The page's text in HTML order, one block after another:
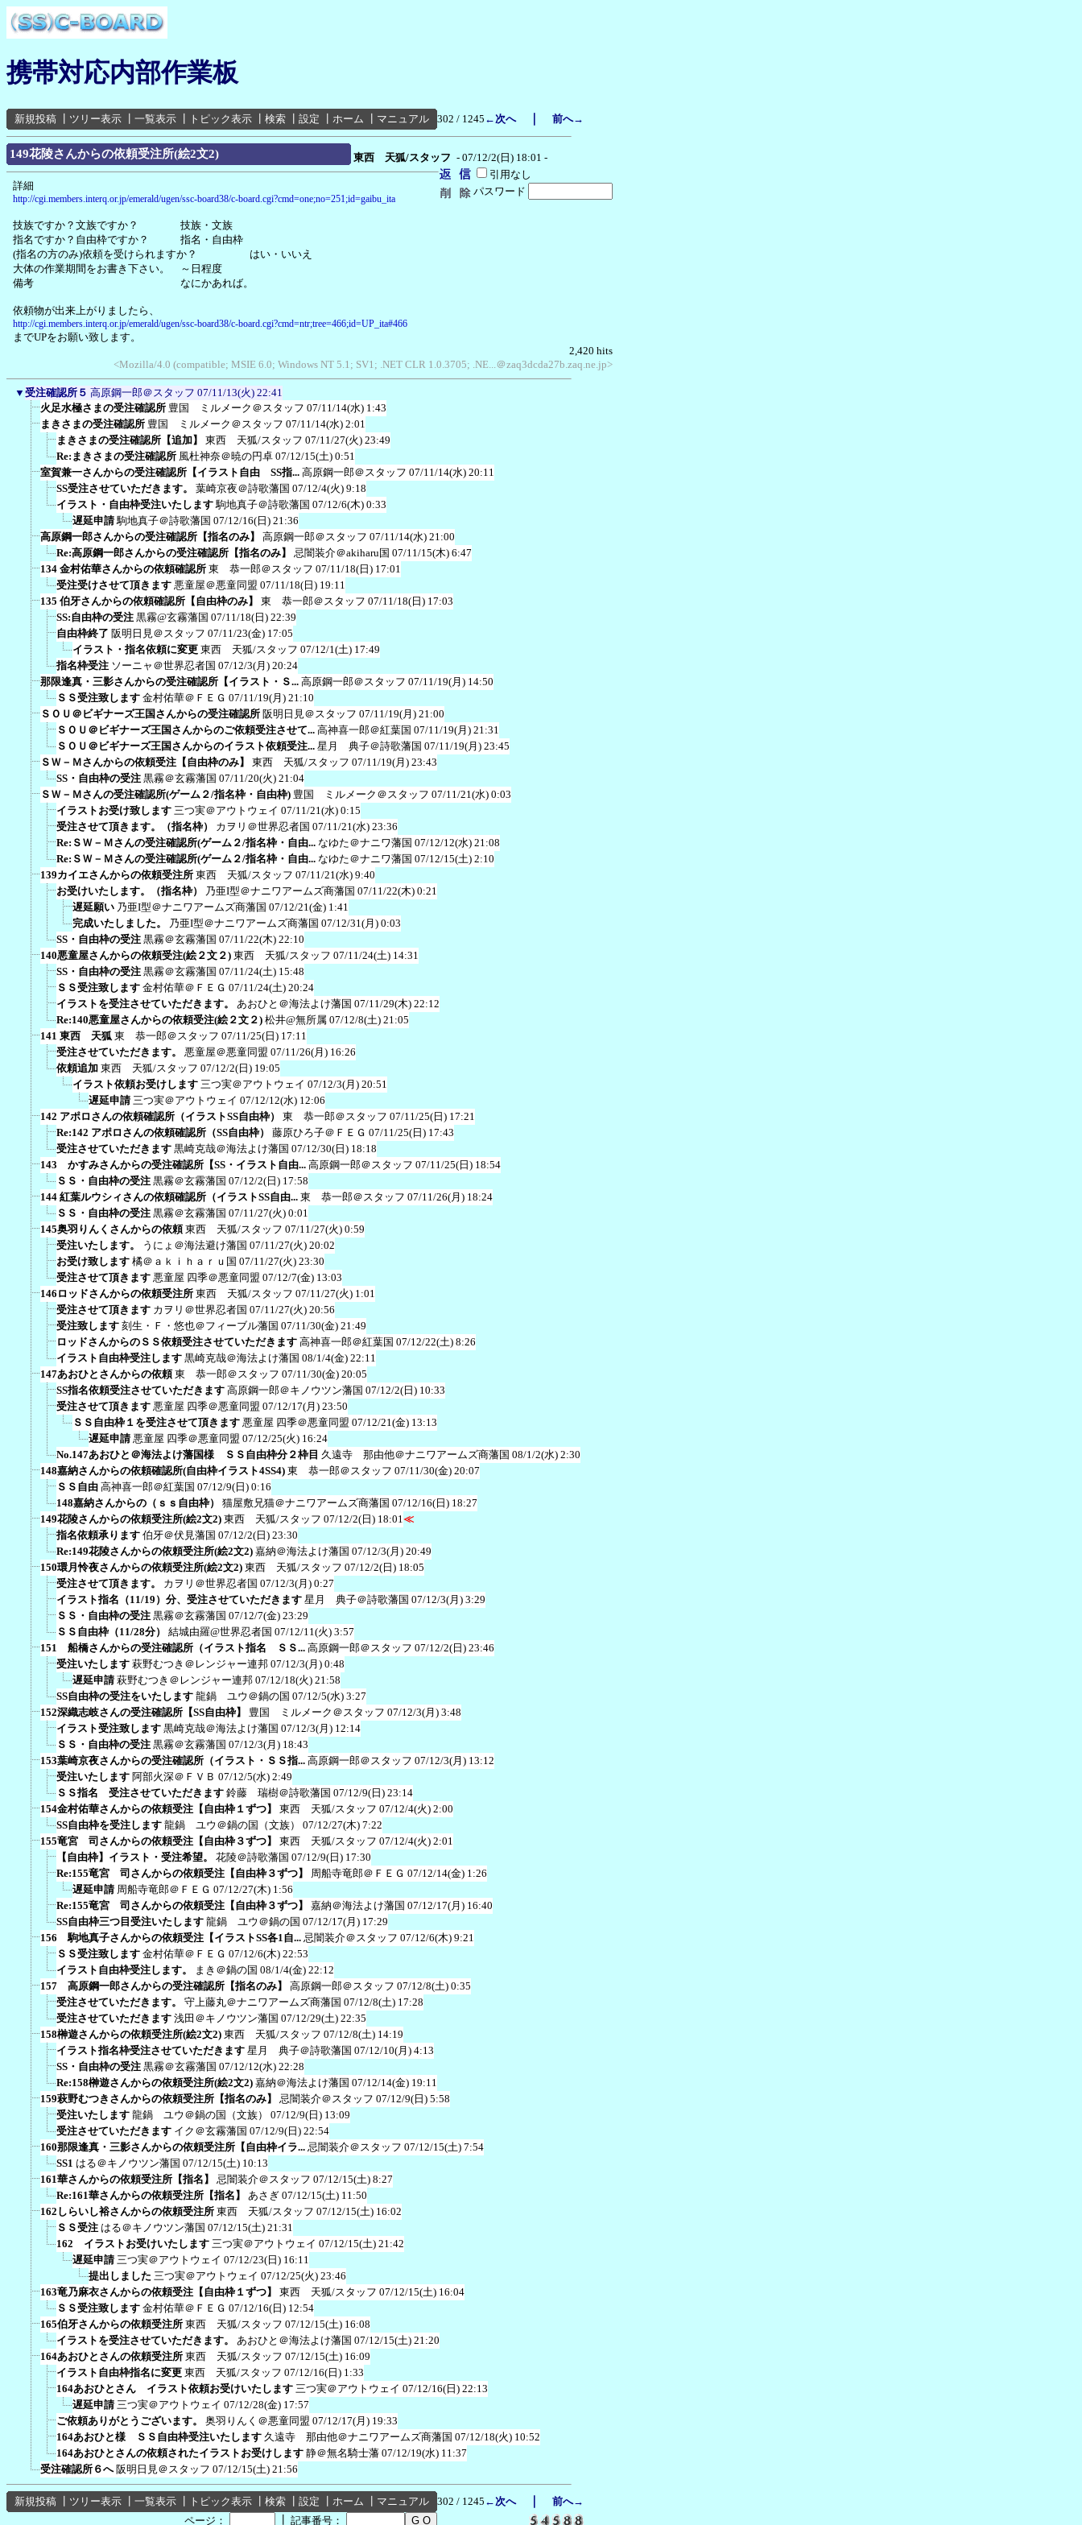
携帯対応内部作業板
新規投稿 ツリー表示 一覧表示 トピック表示 検索 設定 ホーム マニュアル 302 / 1245 ←次へ｜ 前へ→
149花陵さんからの依頼受注所(絵2文2) 東西 天狐/スタッフ - 07/12/2(日) 18:01 -
引用なし
パスワード
詳細
http://cgi.members.interq.or.jp/emerald/ugen/ssc-board38/c-board.cgi?cmd=one;no=251;id=gaibu_ita
技族ですか？文族ですか？ 技族・文族
指名ですか？自由枠ですか？ 指名・自由枠
(指名の方のみ)依頼を受けられますか？ はい・いいえ
大体の作業期間をお書き下さい。 ～日程度
備考 なにかあれば。
依頼物が出来上がりましたら、
http://cgi.members.interq.or.jp/emerald/ugen/ssc-board38/c-board.cgi?cmd=ntr;tree=466;id=UP_ita#466
までUPをお願い致します。
2,420 hits
<Mozilla/4.0 (compatible; MSIE 6.0; Windows NT 5.1; SV1; .NET CLR 1.0.3705; .NE...＠zaq3dcda27b.zaq.ne.jp>
▼ 受注確認所５ 高原鋼一郎＠スタッフ 07/11/13(火) 22:41
火足水極さまの受注確認所 豊国 ミルメーク＠スタッフ 07/11/14(水) 1:43
まきさまの受注確認所 豊国 ミルメーク＠スタッフ 07/11/14(水) 2:01
まきさまの受注確認所【追加】
東西 天狐/スタッフ 07/11/27(火) 23:49
Re:まきさまの受注確認所 風杜神奈＠暁の円卓 07/12/15(土) 0:51
室賀兼一さんからの受注確認所【イラスト自由 SS指... 高原鋼一郎＠スタッフ 07/11/14(水) 20:11
SS受注させていただきます。
葉崎京夜＠詩歌藩国 07/12/4(火) 9:18
イラスト・自由枠受注いたします 駒地真子＠詩歌藩国 07/12/6(木) 0:33
遅延申請 駒地真子＠詩歌藩国 07/12/16(日) 21:36
高原鋼一郎さんからの受注確認所【指名のみ】
高原鋼一郎＠スタッフ 07/11/14(水) 21:00
Re:高原鋼一郎さんからの受注確認所【指名のみ】
忌闇装介＠akiharu国 07/11/15(木) 6:47
134 金村佑華さんからの依頼確認所 東 恭一郎＠スタッフ 07/11/18(日) 17:01
受注受けさせて頂きます 悪童屋＠悪童同盟 07/11/18(日) 19:11
135 伯牙さんからの依頼確認所【自由枠のみ】
東 恭一郎＠スタッフ 07/11/18(日) 17:03
SS:自由枠の受注 黒霧@玄霧藩国 07/11/18(日) 22:39
自由枠終了 阪明日見＠スタッフ 07/11/23(金) 17:05
イラスト・指名依頼に変更 東西 天狐/スタッフ 07/12/1(土) 17:49
指名枠受注 ソーニャ＠世界忍者国 07/12/3(月) 20:24
那限逢真・三影さんからの受注確認所【イラスト・Ｓ... 高原鋼一郎＠スタッフ 07/11/19(月) 14:50
ＳＳ受注致します 金村佑華＠ＦＥＧ 07/11/19(月) 21:10
ＳＯＵ＠ビギナーズ王国さんからの受注確認所 阪明日見＠スタッフ 07/11/19(月) 21:00
ＳＯＵ＠ビギナーズ王国さんからのご依頼受注させて... 高神喜一郎＠紅葉国 07/11/19(月) 21:31
ＳＯＵ＠ビギナーズ王国さんからのイラスト依頼受注... 星月 典子＠詩歌藩国 07/11/19(月) 23:45
ＳＷ－Ｍさんからの依頼受注【自由枠のみ】
東西 天狐/スタッフ 07/11/19(月) 23:43
SS・自由枠の受注 黒霧＠玄霧藩国 07/11/20(火) 21:04
ＳＷ－Ｍさんの受注確認所(ゲーム２/指名枠・自由枠) 豊国 ミルメーク＠スタッフ 07/11/21(水) 0:03
イラストお受け致します 三つ実＠アウトウェイ 07/11/21(水) 0:15
受注させて頂きます。（指名枠）
カヲリ＠世界忍者国 07/11/21(水) 23:36
Re:ＳＷ－Ｍさんの受注確認所(ゲーム２/指名枠・自由... なゆた＠ナニワ藩国 07/12/12(水) 21:08
Re:ＳＷ－Ｍさんの受注確認所(ゲーム２/指名枠・自由... なゆた＠ナニワ藩国 07/12/15(土) 2:10
139カイエさんからの依頼受注所 東西 天狐/スタッフ 07/11/21(水) 9:40
お受けいたします。（指名枠）
乃亜I型＠ナニワアームズ商藩国 07/11/22(木) 0:21
遅延願い 乃亜I型＠ナニワアームズ商藩国 07/12/21(金) 1:41
完成いたしました。
乃亜I型＠ナニワアームズ商藩国 07/12/31(月) 0:03
SS・自由枠の受注 黒霧＠玄霧藩国 07/11/22(木) 22:10
140悪童屋さんからの依頼受注(絵２文２) 東西 天狐/スタッフ 07/11/24(土) 14:31
SS・自由枠の受注 黒霧＠玄霧藩国 07/11/24(土) 15:48
ＳＳ受注致します 金村佑華＠ＦＥＧ 07/11/24(土) 20:24
イラストを受注させていただきます。
あおひと＠海法よけ藩国 07/11/29(木) 22:12
Re:140悪童屋さんからの依頼受注(絵２文２) 松井@無所属 07/12/8(土) 21:05
141 東西 天狐 東 恭一郎＠スタッフ 07/11/25(日) 17:11
受注させていただきます。
悪童屋＠悪童同盟 07/11/26(月) 16:26
依頼追加 東西 天狐/スタッフ 07/12/2(日) 19:05
イラスト依頼お受けします 三つ実＠アウトウェイ 07/12/3(月) 20:51
遅延申請 三つ実＠アウトウェイ 07/12/12(水) 12:06
142 アポロさんの依頼確認所（イラストSS自由枠）
東 恭一郎＠スタッフ 07/11/25(日) 17:21
Re:142 アポロさんの依頼確認所（SS自由枠）
藤原ひろ子＠ＦＥＧ 07/11/25(日) 17:43
受注させていただきます 黒崎克哉＠海法よけ藩国 07/12/30(日) 18:18
143 かすみさんからの受注確認所【SS・イラスト自由... 高原鋼一郎＠スタッフ 07/11/25(日) 18:54
ＳＳ・自由枠の受注 黒霧＠玄霧藩国 07/12/2(日) 17:58
144 紅葉ルウシィさんの依頼確認所（イラストSS自由... 東 恭一郎＠スタッフ 07/11/26(月) 18:24
ＳＳ・自由枠の受注 黒霧＠玄霧藩国 07/11/27(火) 0:01
145奥羽りんくさんからの依頼 東西 天狐/スタッフ 07/11/27(火) 0:59
受注いたします。
うにょ＠海法避け藩国 07/11/27(火) 20:02
お受け致します 橘＠ａｋｉｈａｒｕ国 07/11/27(火) 23:30
受注させて頂きます 悪童屋 四季＠悪童同盟 07/12/7(金) 13:03
146ロッドさんからの依頼受注所 東西 天狐/スタッフ 07/11/27(火) 1:01
受注させて頂きます カヲリ＠世界忍者国 07/11/27(火) 20:56
受注致します 刻生・Ｆ・悠也＠フィーブル藩国 07/11/30(金) 21:49
ロッドさんからのＳＳ依頼受注させていただきます 高神喜一郎＠紅葉国 07/12/22(土) 8:26
イラスト自由枠受注します 黒崎克哉＠海法よけ藩国 08/1/4(金) 22:11
147あおひとさんからの依頼 東 恭一郎＠スタッフ 07/11/30(金) 20:05
SS指名依頼受注させていただきます 高原鋼一郎＠キノウツン藩国 07/12/2(日) 10:33
受注させて頂きます 悪童屋 四季＠悪童同盟 07/12/17(月) 23:50
ＳＳ自由枠１を受注させて頂きます 悪童屋 四季＠悪童同盟 07/12/21(金) 13:13
遅延申請 悪童屋 四季＠悪童同盟 07/12/25(火) 16:24
No.147あおひと＠海法よけ藩国様 ＳＳ自由枠分２枠目 久遠寺 那由他＠ナニワアームズ商藩国 08/1/2(水) 2:30
148嘉納さんからの依頼確認所(自由枠イラスト4SS4) 東 恭一郎＠スタッフ 07/11/30(金) 20:07
ＳＳ自由 高神喜一郎＠紅葉国 07/12/9(日) 0:16
148嘉納さんからの（ｓｓ自由枠）
猫屋敷兄猫＠ナニワアームズ商藩国 07/12/16(日) 18:27
149花陵さんからの依頼受注所(絵2文2) 東西 天狐/スタッフ 07/12/2(日) 18:01 ≪
指名依頼承ります 伯牙＠伏見藩国 07/12/2(日) 23:30
Re:149花陵さんからの依頼受注所(絵2文2) 嘉納＠海法よけ藩国 07/12/3(月) 20:49
150環月怜夜さんからの依頼受注所(絵2文2) 東西 天狐/スタッフ 07/12/2(日) 18:05
受注させて頂きます。
カヲリ＠世界忍者国 07/12/3(月) 0:27
イラスト指名（11/19）分、受注させていただきます 星月 典子＠詩歌藩国 07/12/3(月) 3:29
ＳＳ・自由枠の受注 黒霧＠玄霧藩国 07/12/7(金) 23:29
ＳＳ自由枠（11/28分）
結城由羅@世界忍者国 07/12/11(火) 3:57
151 船橋さんからの受注確認所（イラスト指名 ＳＳ... 高原鋼一郎＠スタッフ 07/12/2(日) 23:46
受注いたします 萩野むつき＠レンジャー連邦 07/12/3(月) 0:48
遅延申請 萩野むつき＠レンジャー連邦 07/12/18(火) 21:58
SS自由枠の受注をいたします 龍鍋 ユウ＠鍋の国 07/12/5(水) 3:27
152深織志岐さんの受注確認所【SS自由枠】
豊国 ミルメーク＠スタッフ 07/12/3(月) 3:48
イラスト受注致します 黒崎克哉＠海法よけ藩国 07/12/3(月) 12:14
ＳＳ・自由枠の受注 黒霧＠玄霧藩国 07/12/3(月) 18:43
153葉崎京夜さんからの受注確認所（イラスト・ＳＳ指... 高原鋼一郎＠スタッフ 07/12/3(月) 13:12
受注いたします 阿部火深＠ＦＶＢ 07/12/5(水) 2:49
ＳＳ指名 受注させていただきます 鈴藤 瑞樹＠詩歌藩国 07/12/9(日) 23:14
154金村佑華さんからの依頼受注【自由枠１ずつ】
東西 天狐/スタッフ 07/12/4(火) 2:00
SS自由枠を受注します 龍鍋 ユウ＠鍋の国（文族）
07/12/27(木) 7:22
155竜宮 司さんからの依頼受注【自由枠３ずつ】
東西 天狐/スタッフ 07/12/4(火) 2:01
【自由枠】イラスト・受注希望。
花陵＠詩歌藩国 07/12/9(日) 17:30
Re:155竜宮 司さんからの依頼受注【自由枠３ずつ】
周船寺竜郎＠ＦＥＧ 07/12/14(金) 1:26
遅延申請 周船寺竜郎＠ＦＥＧ 07/12/27(木) 1:56
Re:155竜宮 司さんからの依頼受注【自由枠３ずつ】
嘉納＠海法よけ藩国 07/12/17(月) 16:40
SS自由枠三つ目受注いたします 龍鍋 ユウ＠鍋の国 07/12/17(月) 17:29
156 駒地真子さんからの依頼受注【イラストSS各1自... 忌闇装介＠スタッフ 07/12/6(木) 9:21
ＳＳ受注致します 金村佑華＠ＦＥＧ 07/12/6(木) 22:53
イラスト自由枠受注します。
まき＠鍋の国 08/1/4(金) 22:12
157 高原鋼一郎さんからの受注確認所【指名のみ】
高原鋼一郎＠スタッフ 07/12/8(土) 0:35
受注させていただきます。
守上藤丸＠ナニワアームズ商藩国 07/12/8(土) 17:28
受注させていただきます 浅田＠キノウツン藩国 07/12/29(土) 22:35
158榊遊さんからの依頼受注所(絵2文2) 東西 天狐/スタッフ 07/12/8(土) 14:19
イラスト指名枠受注させていただきます 星月 典子＠詩歌藩国 07/12/10(月) 4:13
SS・自由枠の受注 黒霧＠玄霧藩国 07/12/12(水) 22:28
Re:158榊遊さんからの依頼受注所(絵2文2) 嘉納＠海法よけ藩国 07/12/14(金) 19:11
159萩野むつきさんからの依頼受注所【指名のみ】
忌闇装介＠スタッフ 07/12/9(日) 5:58
受注いたします 龍鍋 ユウ＠鍋の国（文族）
07/12/9(日) 13:09
受注させていただきます イク＠玄霧藩国 07/12/9(日) 22:54
160那限逢真・三影さんからの依頼受注所【自由枠イラ... 忌闇装介＠スタッフ 07/12/15(土) 7:54
SS1 はる＠キノウツン藩国 07/12/15(土) 10:13
161華さんからの依頼受注所【指名】
忌闇装介＠スタッフ 07/12/15(土) 8:27
Re:161華さんからの依頼受注所【指名】
あさぎ 07/12/15(土) 11:50
162しらいし裕さんからの依頼受注所 東西 天狐/スタッフ 07/12/15(土) 16:02
ＳＳ受注 はる＠キノウツン藩国 07/12/15(土) 21:31
162 イラストお受けいたします 三つ実＠アウトウェイ 07/12/15(土) 21:42
遅延申請 三つ実＠アウトウェイ 07/12/23(日) 16:11
提出しました 三つ実＠アウトウェイ 07/12/25(火) 23:46
163竜乃麻衣さんからの依頼受注【自由枠１ずつ】
東西 天狐/スタッフ 07/12/15(土) 16:04
ＳＳ受注致します 金村佑華＠ＦＥＧ 07/12/16(日) 12:54
165伯牙さんからの依頼受注所 東西 天狐/スタッフ 07/12/15(土) 16:08
イラストを受注させていただきます。
あおひと＠海法よけ藩国 07/12/15(土) 21:20
164あおひとさんの依頼受注所 東西 天狐/スタッフ 07/12/15(土) 16:09
イラスト自由枠指名に変更 東西 天狐/スタッフ 07/12/16(日) 1:33
164あおひとさん イラスト依頼お受けいたします 三つ実＠アウトウェイ 07/12/16(日) 22:13
遅延申請 三つ実＠アウトウェイ 07/12/28(金) 17:57
ご依頼ありがとうございます。
奥羽りんく＠悪童同盟 07/12/17(月) 19:33
164あおひと様 ＳＳ自由枠受注いたします 久遠寺 那由他＠ナニワアームズ商藩国 07/12/18(火) 10:52
164あおひとさんの依頼されたイラストお受けします 静＠無名騎士藩 07/12/19(水) 11:37
受注確認所６へ 阪明日見＠スタッフ 07/12/15(土) 21:56
新規投稿 ツリー表示 一覧表示 トピック表示 検索 設定 ホーム マニュアル 302 / 1245 ←次へ｜ 前へ→
ページ：
記事番号：